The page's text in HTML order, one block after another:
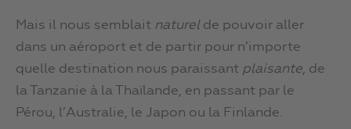
Mais il nous semblait naturel de pouvoir aller
dans un aéroport et de partir pour n’importe
quelle destination nous paraissant plaisante, de
la Tanzanie à la Thaïlande, en passant par le
Pérou, l’Australie, le Japon ou la Finlande.